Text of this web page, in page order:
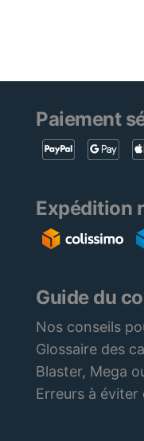
Paiement
Expédition
Guide du
Nos conseils
Glossaire des
Blaster, Mega
Erreurs à